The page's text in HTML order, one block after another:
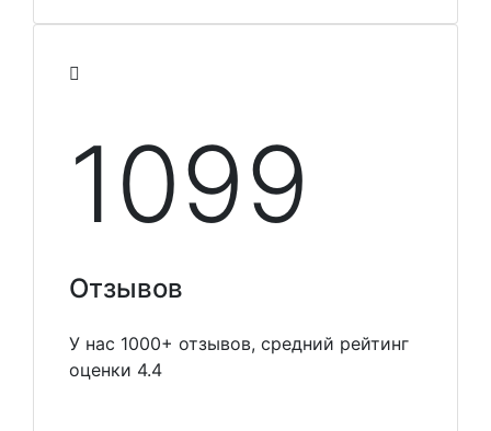
1099
Отзывов
У нас 1000+ отзывов, средний рейтинг
оценки 4.4